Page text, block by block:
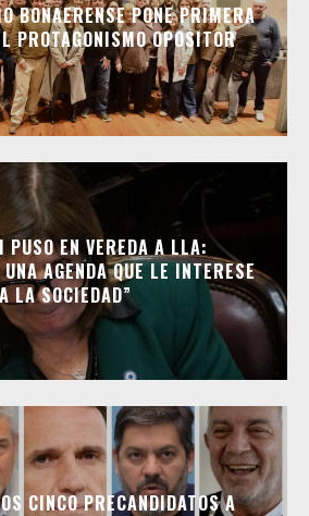
BONAERENSE PONE PRIMERA
PROTAGONISMO OPOSITOR
PUSO EN VEREDA A LLA:
AGENDA QUE LE INTERESE
A LA SOCIEDAD”
CINCO PRECANDIDATOS A